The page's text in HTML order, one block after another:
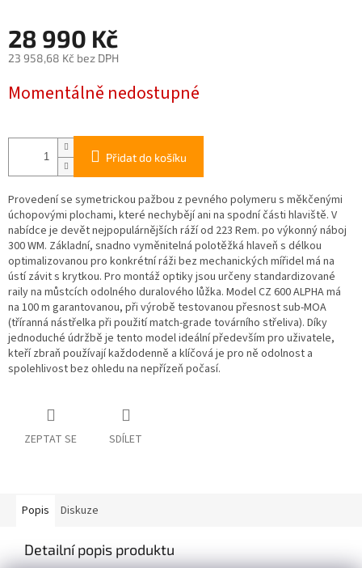
28 990 Kč
23 958,68 Kč bez DPH
cena:
Momentálně nedostupné
Přidat do košíku
Provedení se symetrickou pažbou z pevného polymeru s měkčenými
úchopovými plochami, které nechybějí ani na spodní části hlaviště. V
nabídce je devět nejpopulárnějších ráží od 223 Rem. po výkonný náboj
300 WM. Základní, snadno vyměnitelná polotěžká hlaveň s délkou
optimalizovanou pro konkrétní ráži bez mechanických mířidel má na
ústí závit s krytkou. Pro montáž optiky jsou určeny standardizované
raily na můstcích odolného duralového lůžka. Model CZ 600 ALPHA má
na 100 m garantovanou, při výrobě testovanou přesnost sub-MOA
(tříranná nástřelka při použití match-grade továrního střeliva). Díky
jednoduché údržbě je tento model ideální především pro uživatele,
kteří zbraň používají každodenně a klíčová je pro ně odolnost a
spolehlivost bez ohledu na nepřízeň počasí.
ZEPTAT SE SDÍLET
Popis Diskuze
Detailní popis produktu